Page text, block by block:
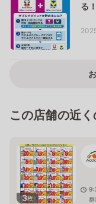
る！
この店舗の近
3枚
群